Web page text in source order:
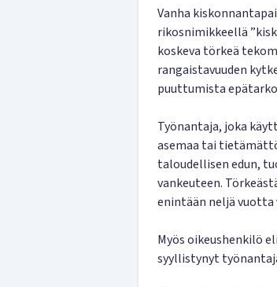
Vanha
rikosnimikkeellä
koskeva törkeä
rangaistavuuden
puuttumista
Työnantaja, joka
asemaa tai
taloudellisen edun,
vankeuteen.
enintään neljä vuotta
Myös oikeushenkilö
syyllistynyt